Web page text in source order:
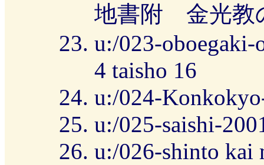
地書附 金光教
u:/023-oboegaki-
4 taisho 16
u:/024-
u:/025-saishi-
u:/026-shinto kai